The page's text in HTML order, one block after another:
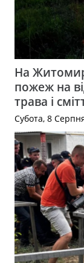
На
пожеж на
трава і
Субота, 8